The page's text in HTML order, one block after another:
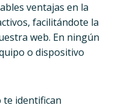
ventajas en la
facilitándote la
web. En ningún
o dispositivo
identifican